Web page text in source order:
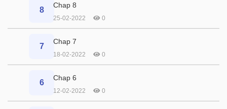
8
Chap 8
25-02-2022 0
7
Chap 7
18-02-2022 0
6
Chap 6
12-02-2022 0